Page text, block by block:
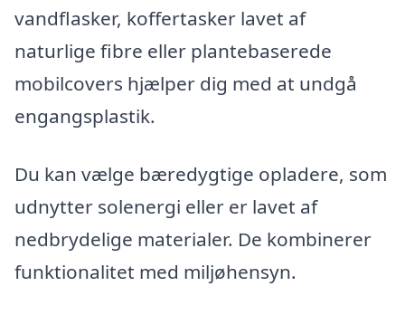
vandflasker, koffertasker lavet af
naturlige fibre eller plantebaserede
mobilcovers hjælper dig med at undgå
engangsplastik.
Du kan vælge bæredygtige opladere, som
udnytter solenergi eller er lavet af
nedbrydelige materialer. De kombinerer
funktionalitet med miljøhensyn.